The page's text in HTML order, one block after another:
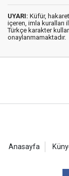
UYARI: Küfür,
içeren, imla kuralları
Türkçe karakter
onaylanmamaktadır.
Anasayfa